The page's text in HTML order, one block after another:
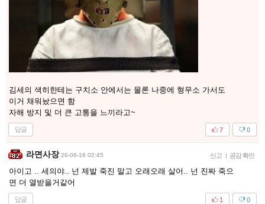
김세의 색히한테는 구치소 안에서는 물론 나중에 형무소 가서도
이거 채워놨으면 함
자해 방지 및 더 큰 고통을 느끼라고~
답글 0
7
라면사장 26-06-16 02:45 신고 | 공감 확인
아이고 .. 세의야.. 넌 제발 죽진 말고 오래오래 살어.. 넌 진짜 죽으
면 더 열받을거같어
답글 0
1